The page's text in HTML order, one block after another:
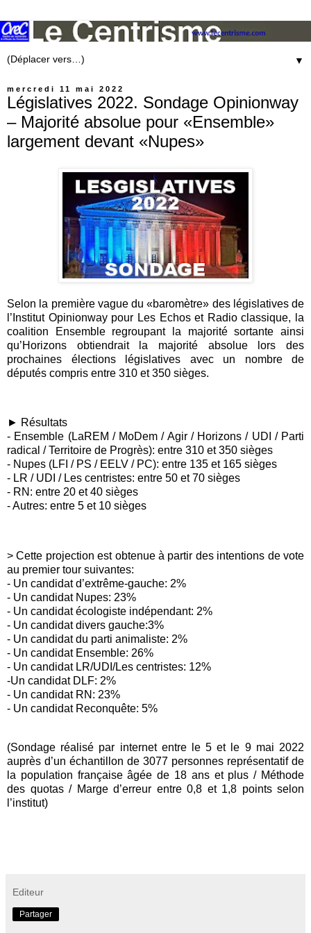
▼
mercredi 11 mai 2022
Législatives 2022. Sondage Opinionway
– Majorité absolue pour «Ensemble»
largement devant «Nupes»
Selon la première vague du «baromètre» des législatives de
l’Institut Opinionway pour Les Echos et Radio classique, la
coalition Ensemble regroupant la majorité sortante ainsi
qu’Horizons obtiendrait la majorité absolue lors des
prochaines élections législatives avec un nombre de
députés compris entre 310 et 350 sièges.
► Résultats
- Ensemble (LaREM / MoDem / Agir / Horizons / UDI / Parti
radical / Territoire de Progrès): entre 310 et 350 sièges
- Nupes (LFI / PS / EELV / PC): entre 135 et 165 sièges
- LR / UDI / Les centristes: entre 50 et 70 sièges
- RN: entre 20 et 40 sièges
- Autres: entre 5 et 10 sièges
> Cette projection est obtenue à partir des intentions de vote
au premier tour suivantes:
- Un candidat d’extrême-gauche: 2%
- Un candidat Nupes: 23%
- Un candidat écologiste indépendant: 2%
- Un candidat divers gauche:3%
- Un candidat du parti animaliste: 2%
- Un candidat Ensemble: 26%
- Un candidat LR/UDI/Les centristes: 12%
-Un candidat DLF: 2%
- Un candidat RN: 23%
- Un candidat Reconquête: 5%
(Sondage réalisé par internet entre le 5 et le 9 mai 2022
auprès d’un échantillon de 3077 personnes représentatif de
la population française âgée de 18 ans et plus / Méthode
des quotas / Marge d’erreur entre 0,8 et 1,8 points selon
l’institut)
Editeur
Partager